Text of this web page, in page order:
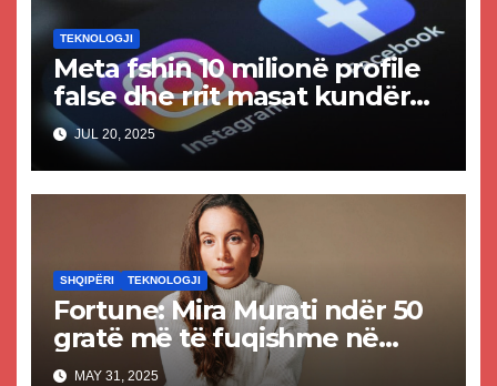
TEKNOLOGJI
Meta fshin 10 milionë profile
false dhe rrit masat kundër
përmbajtjes së rreme dhe të
krijuar nga AI
JUL 20, 2025
SHQIPËRI TEKNOLOGJI
Fortune: Mira Murati ndër 50
gratë më të fuqishme në
botë
MAY 31, 2025